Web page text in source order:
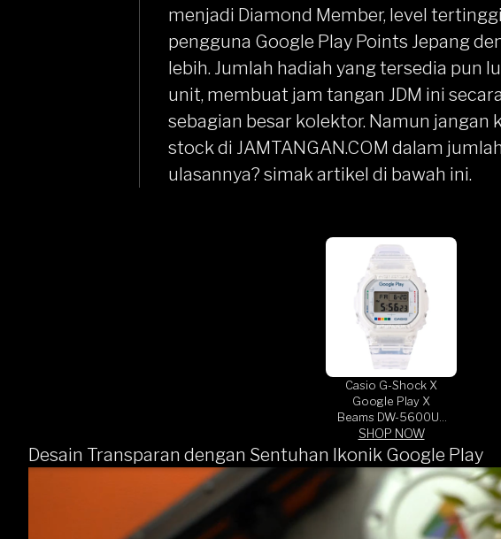
menjadi Diamond Member, level
pengguna Google Play Points Jepang
lebih. Jumlah hadiah yang tersedia pun
unit, membuat jam tangan JDM ini
sebagian besar kolektor. Namun jangan
stockdi JAMTANGAN.COM dalam
ulasannya? simak artikel di bawah ini.
Casio G-Shock X
Google Play X
Beams DW-5600UE
Digital Dial
Transparent Resin
Band (JDM)
SHOP NOW
Desain Transparan dengan Sentuhan Ikonik Google Play